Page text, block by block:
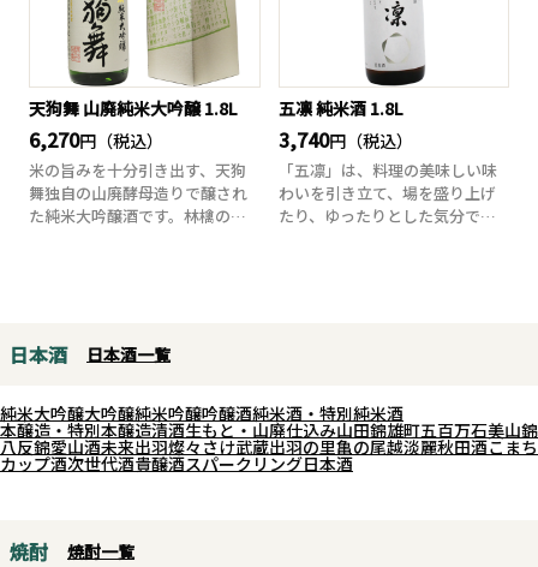
天狗舞 山廃純米大吟醸 1.8L
6,270円（税込）
米の旨みを十分引き出す、天狗
舞独自の山廃酵母造りで醸され
た純米大吟醸酒です。林檎のよ
五凛 純米酒 1.8L
3,740円（税込）
「五凛」は、料理の美味しい味
わいを引き立て、場を盛り上げ
たり、ゆったりとした気分で楽
日本酒 日本酒一覧
純米大吟醸大吟醸純米吟醸吟醸酒純米酒・特別純米酒
本醸造・特別本醸造清酒生もと・山廃仕込み山田錦雄町五百万石美山錦
八反錦愛山酒未来出羽燦々 さけ武蔵出羽の里亀の尾越淡麗秋田酒こまち
カップ酒次世代酒貴醸酒スパークリング日本酒
焼酎 焼酎一覧